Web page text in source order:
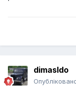
dimasldo